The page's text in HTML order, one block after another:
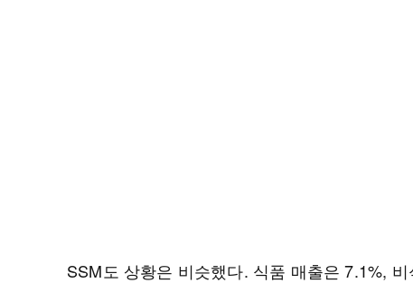
SSM도 상황은 비슷했다. 식품 매출은 7.1%,